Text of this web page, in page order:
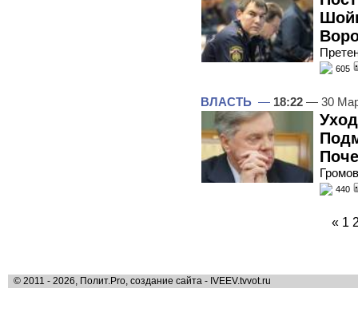
605
ВЛАСТЬ — 18:22 — 30
440
« 1
© 2011 - 2026, Полит.Pro, создание сайта - IVEEV.tvvot.ru